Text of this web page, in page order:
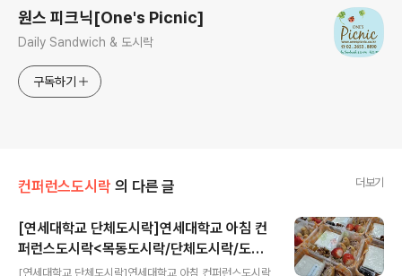
원스 피크닉[One's Picnic]
Daily Sandwich & 도시락
구독하기
컨퍼런스도시락 의 다른 글 더보기
[연세대학교 단체도시락]연세대학교 아침 컨
퍼런스도시락<목동도시락/단체도시락/도시
락케이터링:원스피크닉>
[연세대학교 단체도시락]연세대학교 아침 컨퍼런스도시락